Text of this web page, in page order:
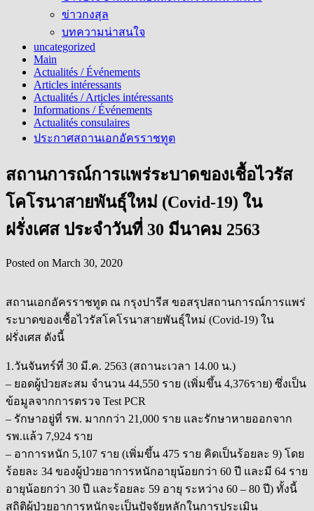
ข่าวกงสุล
บทความน่าสนใจ
uncategorized
Main
Actualités / Événements
Articles intéressants
Actualités / Articles intéressants
Informations / Événements
Actualités consulaires
ประกาศสถานเอกอัครราชทูต
สถานการณ์การแพร่ระบาดของเชื้อไวรัส
โคโรนาสายพันธุ์ใหม่ (Covid-19) ใน
ฝรั่งเศส ประจำวันที่ 30 มีนาคม 2563
Posted on March 30, 2020
สถานเอกอัครราชทูต ณ กรุงปารีส ขอสรุปสถานการณ์การแพร่
ระบาดของเชื้อไวรัสโคโรนาสายพันธุ์ใหม่ (Covid-19) ใน
ฝรั่งเศส ดังนี้
1.วันจันทร์ที่ 30 มี.ค. 2563 (สถานะเวลา 14.00 น.)
– ยอดผู้ป่วยสะสม จำนวน 44,550 ราย (เพิ่มขึ้น 4,376ราย) ซึ่งเป็น
ข้อมูลจากการตรวจ Test PCR
– รักษาอยู่ที่ รพ. มากกว่า 21,000 ราย และรักษาหายออกจาก
รพ.แล้ว 7,924 ราย
– อาการหนัก 5,107 ราย (เพิ่มขึ้น 475 ราย คิดเป็นร้อยละ 9) โดย
ร้อยละ 34 ของผู้ป่วยอาการหนักอายุน้อยกว่า 60 ปี และมี 64 ราย
อายุน้อยกว่า 30 ปี และร้อยละ 59 อายุ ระหว่าง 60 – 80 ปี) ทั้งนี้
สถิติผู้ป่วยอาการหนักจะเป็นปัจจัยหลักในการประเมิน